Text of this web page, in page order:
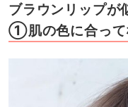
ブラウンリップが
①肌の色に合って